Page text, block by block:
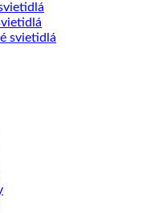
svietidlá